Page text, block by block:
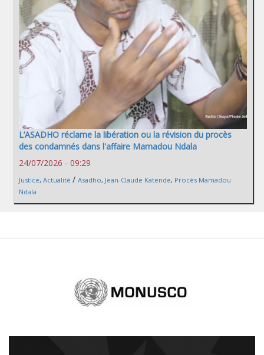
L’ASADHO réclame la libération ou la révision du procès
des condamnés dans l'affaire Mamadou Ndala
24/07/2026 - 09:29
Justice, Actualité / Asadho, Jean-Claude Katende, Procès Mamadou
Ndala